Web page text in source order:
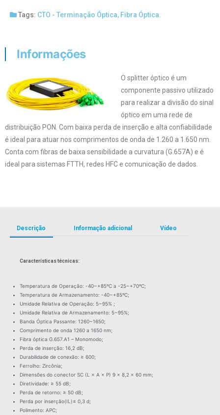
Tags: CTO - Terminação Óptica, Fibra Óptica.
Informações
O splitter óptico é um
componente passivo utilizado
para realizar a divisão do sinal
óptico em uma rede de
distribuição PON. Com baixa perda de inserção e alta confiabilidade
é ideal para atuar nos comprimentos de onda de 1.260 a 1.650 nm.
Conta com fibras de baixa sensibilidade a curvatura (G.657A) e é
ideal para sistemas FTTH, redes HFC e comunicação de dados.
Descrição Informação adicional Vídeo
Características técnicas:
Temperatura de Operação: -40~+85ºC a -25~+70ºC;
Temperatura de Armazenamento: -40~+85ºC;
Umidade Relativa de Operação: 5~95% ;
Umidade Relativa de Armazenamento: 5~95%;
Banda Óptica Passante: 1260~1650;
Comprimento de onda 1260 a 1650 nm;
Fibra óptica G.657.A1 – Monomodo;
Perda de inserção: 16,2 dB;
Durabilidade de conexão: ≥ 600;
Ferrolho: Zircônia;
Dimensões do conector SC (L × A × P) 9 × 8,2 × 60 mm;
Diretividade: ≥ 55 dB;
Perda de retorno: ≥ 50 dB;
Perda por inserção(IL)≤ 0,3 d;
Polimento: APC;